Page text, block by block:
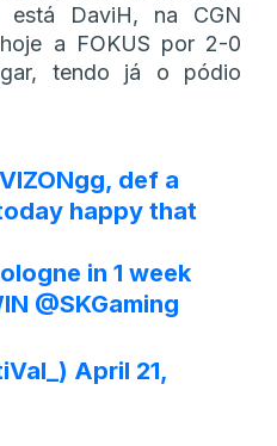
está DaviH, na CGN
a FOKUS por 2-0
tendo já o pódio
, def a
happy that
in 1 week
@SKGaming
April 21,